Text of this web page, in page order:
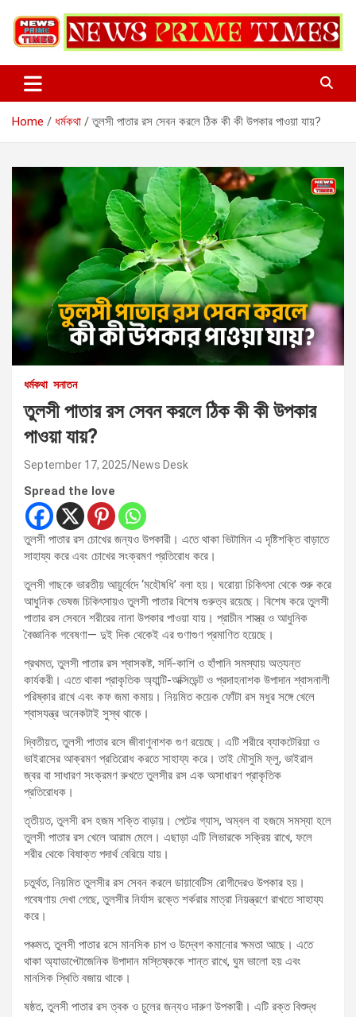
content
Home ধর্মকথা তুলসী পাতার রস সেবন করলে ঠিক কী কী উপকার পাওয়া যায়?
ধর্মকথা সনাতন
তুলসী পাতার রস সেবন করলে ঠিক কী কী উপকার
পাওয়া যায়?
September 17, 2025 News Desk
Spread the love
তুলসী পাতার রস চোখের জন্যও উপকারী। এতে থাকা ভিটামিন এ দৃষ্টিশক্তি বাড়াতে
সাহায্য করে এবং চোখের সংক্রমণ প্রতিরোধ করে।
তুলসী গাছকে ভারতীয় আয়ুর্বেদে ‘মহৌষধি’ বলা হয়। ঘরোয়া চিকিৎসা থেকে শুরু করে
আধুনিক ভেষজ চিকিৎসায়ও তুলসী পাতার বিশেষ গুরুত্ব রয়েছে। বিশেষ করে তুলসী
পাতার রস সেবনে শরীরের নানা উপকার পাওয়া যায়। প্রাচীন শাস্ত্র ও আধুনিক
বৈজ্ঞানিক গবেষণা— দুই দিক থেকেই এর গুণাগুণ প্রমাণিত হয়েছে।
প্রথমত, তুলসী পাতার রস শ্বাসকষ্ট, সর্দি-কাশি ও হাঁপানি সমস্যায় অত্যন্ত
কার্যকরী। এতে থাকা প্রাকৃতিক অ্যান্টি-অক্সিডেন্ট ও প্রদাহনাশক উপাদান শ্বাসনালী
পরিষ্কার রাখে এবং কফ জমা কমায়। নিয়মিত কয়েক ফোঁটা রস মধুর সঙ্গে খেলে
শ্বাসযন্ত্র অনেকটাই সুস্থ থাকে।
দ্বিতীয়ত, তুলসী পাতার রসে জীবাণুনাশক গুণ রয়েছে। এটি শরীরে ব্যাকটেরিয়া ও
ভাইরাসের আক্রমণ প্রতিরোধ করতে সাহায্য করে। তাই মৌসুমি ফ্লু, ভাইরাল
জ্বর বা সাধারণ সংক্রমণ রুখতে তুলসীর রস এক অসাধারণ প্রাকৃতিক
প্রতিরোধক।
তৃতীয়ত, তুলসী রস হজম শক্তি বাড়ায়। পেটের গ্যাস, অম্বল বা হজমে সমস্যা হলে
তুলসী পাতার রস খেলে আরাম মেলে। এছাড়া এটি লিভারকে সক্রিয় রাখে, ফলে
শরীর থেকে বিষাক্ত পদার্থ বেরিয়ে যায়।
চতুর্থত, নিয়মিত তুলসীর রস সেবন করলে ডায়াবেটিস রোগীদেরও উপকার হয়।
গবেষণায় দেখা গেছে, তুলসীর নির্যাস রক্তে শর্করার মাত্রা নিয়ন্ত্রণে রাখতে সাহায্য
করে।
পঞ্চমত, তুলসী পাতার রসে মানসিক চাপ ও উদ্বেগ কমানোর ক্ষমতা আছে। এতে
থাকা অ্যাডাপ্টোজেনিক উপাদান মস্তিষ্ককে শান্ত রাখে, ঘুম ভালো হয় এবং
মানসিক স্থিতি বজায় থাকে।
ষষ্ঠত, তুলসী পাতার রস ত্বক ও চুলের জন্যও দারুণ উপকারী। এটি রক্ত বিশুদ্ধ